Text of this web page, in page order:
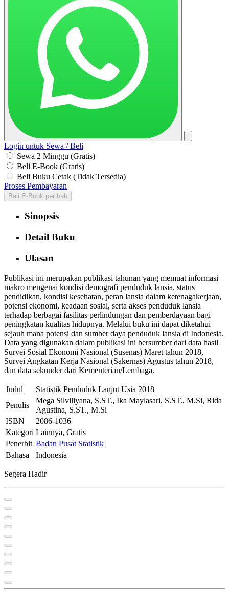
Login untuk Sewa / Beli
Sewa 2 Minggu (Gratis)
Beli E-Book (Gratis)
Beli Buku Cetak (Tidak Tersedia)
Proses Pembayaran
Beli E-Book per bab
Sinopsis
Detail Buku
Ulasan
Publikasi ini merupakan publikasi tahunan yang memuat informasi
makro mengenai kondisi demografi penduduk lansia, status
pendidikan, kondisi kesehatan, peran lansia dalam ketenagakerjaan,
potensi ekonomi, keadaan sosial, serta akses penduduk lansia
terhadap berbagai fasilitas perlindungan dan pemberdayaan bagi
peningkatan kualitas hidupnya. Melalui buku ini dapat diketahui
sejauh mana potensi dan sumber daya penduduk lansia di Indonesia.
Data yang digunakan dalam publikasi ini bersumber dari data hasil
Survei Sosial Ekonomi Nasional (Susenas) Maret tahun 2018,
Survei Angkatan Kerja Nasional (Sakernas) Agustus tahun 2018,
dan data sekunder dari Kementerian/Lembaga.
Judul
Statistik Penduduk Lanjut Usia 2018
Penulis
Mega Silviliyana, S.ST., Ika Maylasari, S.ST., M.Si, Rida
Agustina, S.ST., M.Si
ISBN
2086-1036
Kategori Lainnya, Gratis
Penerbit Badan Pusat Statistik
Bahasa
Indonesia
Segera Hadir